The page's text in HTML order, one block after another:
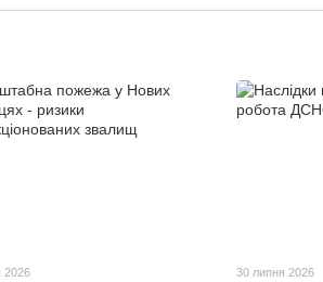
2026 30 липня 2026